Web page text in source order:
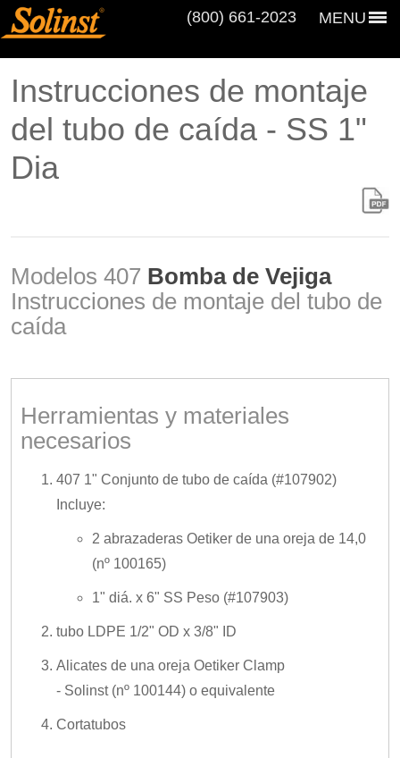
MENU
(800) 661‑2023
Instrucciones de montaje
del tubo de caída - SS 1"
Dia
Modelos 407 Bomba de Vejiga
Instrucciones de montaje del tubo de
caída
Herramientas y materiales
necesarios
407 1" Conjunto de tubo de caída (#107902)
Incluye:
2 abrazaderas Oetiker de una oreja de 14,0
(nº 100165)
1" diá. x 6" SS Peso (#107903)
tubo LDPE 1/2" OD x 3/8" ID
Alicates de una oreja Oetiker Clamp
- Solinst (nº 100144) o equivalente
Cortatubos